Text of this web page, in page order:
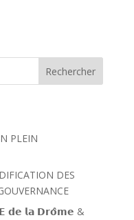
Rechercher
PLEIN
DES
𝗱𝗲 𝗹𝗮 𝗗𝗿𝗼̂𝗺𝗲 &